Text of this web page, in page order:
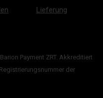
Lieferung
Payment ZRT. Akkreditiert
der